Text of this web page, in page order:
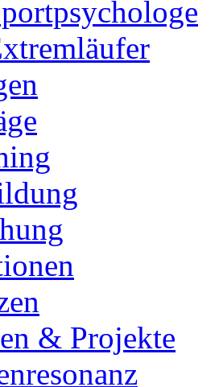
& Projekte